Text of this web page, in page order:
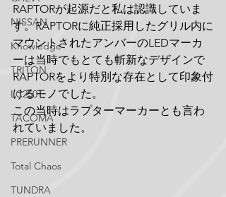
NISSAN
Knowledge
TRITON
LC250
TACOMA
PRERUNNER
Total Chaos
TUNDRA
RAPTORが起源だと私は認識していま
す。RAPTORに純正採用したグリル内に
マウントされたアンバーのLEDマーカ
ーは当時でもとても斬新なデザインで
RAPTORをより特別な存在として印象付
けるモノでした。
この当時はラプターマーカーとも言わ
れていました。